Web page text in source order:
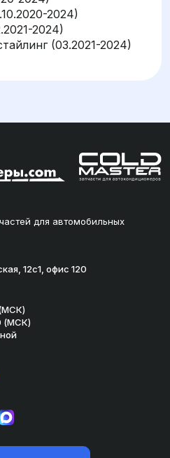
2024)
2024)
(03.2021-2024)
для автомобильных
12с1, офис 120
(МСК)